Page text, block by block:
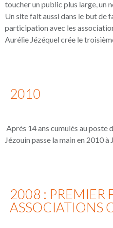
toucher un public plus large, un
Un site fait aussi dans le but de
participation avec les
Aurélie Jézéquel crée le
2010
Après 14 ans cumulés au poste
Jézouin passe la main en 2010
2008 : PREMIER
ASSOCIATIONS